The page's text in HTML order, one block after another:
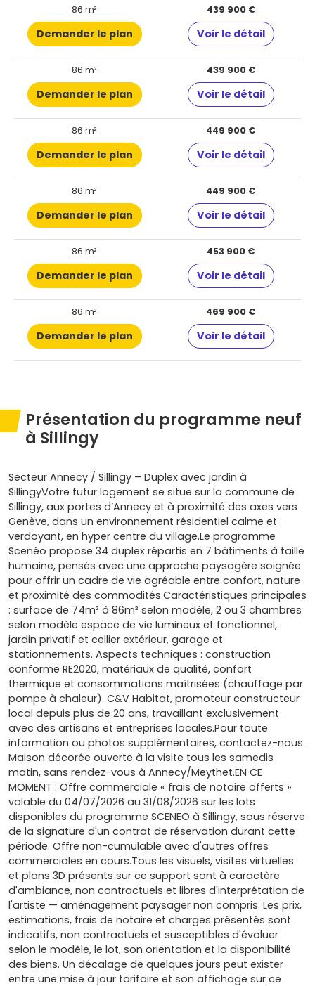
86 m² 439 900 €
Demander le plan Voir le détail
86 m² 439 900 €
Demander le plan Voir le détail
86 m² 449 900 €
Demander le plan Voir le détail
86 m² 449 900 €
Demander le plan Voir le détail
86 m² 453 900 €
Demander le plan Voir le détail
86 m² 469 900 €
Demander le plan Voir le détail
Présentation du programme neuf
à Sillingy
Secteur Annecy / Sillingy – Duplex avec jardin à
SillingyVotre futur logement se situe sur la commune de
Sillingy, aux portes d’Annecy et à proximité des axes vers
Genève, dans un environnement résidentiel calme et
verdoyant, en hyper centre du village.Le programme
Scenéo propose 34 duplex répartis en 7 bâtiments à taille
humaine, pensés avec une approche paysagère soignée
pour offrir un cadre de vie agréable entre confort, nature
et proximité des commodités.Caractéristiques principales
: surface de 74m² à 86m² selon modèle, 2 ou 3 chambres
selon modèle espace de vie lumineux et fonctionnel,
jardin privatif et cellier extérieur, garage et
stationnements. Aspects techniques : construction
conforme RE2020, matériaux de qualité, confort
thermique et consommations maîtrisées (chauffage par
pompe à chaleur). C&V Habitat, promoteur constructeur
local depuis plus de 20 ans, travaillant exclusivement
avec des artisans et entreprises locales.Pour toute
information ou photos supplémentaires, contactez-nous.
Maison décorée ouverte à la visite tous les samedis
matin, sans rendez-vous à Annecy/Meythet.EN CE
MOMENT : Offre commerciale « frais de notaire offerts »
valable du 04/07/2026 au 31/08/2026 sur les lots
disponibles du programme SCENEO à Sillingy, sous réserve
de la signature d'un contrat de réservation durant cette
période. Offre non-cumulable avec d'autres offres
commerciales en cours.Tous les visuels, visites virtuelles
et plans 3D présents sur ce support sont à caractère
d'ambiance, non contractuels et libres d'interprétation de
l'artiste — aménagement paysager non compris. Les prix,
estimations, frais de notaire et charges présentés sont
indicatifs, non contractuels et susceptibles d'évoluer
selon le modèle, le lot, son orientation et la disponibilité
des biens. Un décalage de quelques jours peut exister
entre une mise à jour tarifaire et son affichage sur ce